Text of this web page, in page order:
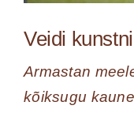
Veidi
Armastan
kõiksugu